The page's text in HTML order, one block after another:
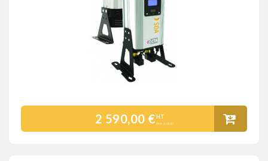
2 590,00 €HT
Prix public